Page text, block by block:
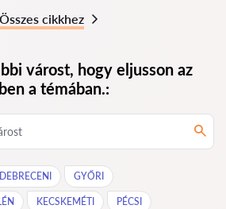
Összes cikkhez
várost, hogy eljusson az
a témában.:
DEBRECENI GYŐRI
KECSKEMÉTI PÉCSI